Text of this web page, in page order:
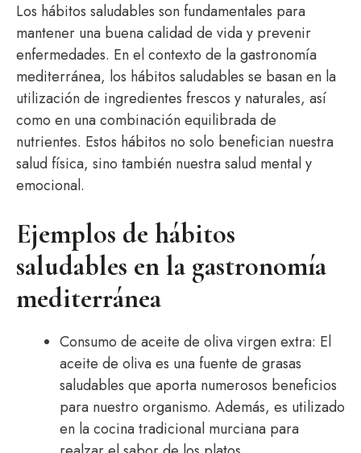
Los hábitos saludables son fundamentales para
mantener una buena calidad de vida y prevenir
enfermedades. En el contexto de la gastronomía
mediterránea, los hábitos saludables se basan en la
utilización de ingredientes frescos y naturales, así
como en una combinación equilibrada de
nutrientes. Estos hábitos no solo benefician nuestra
salud física, sino también nuestra salud mental y
emocional.
Ejemplos de hábitos
saludables en la gastronomía
mediterránea
Consumo de aceite de oliva virgen extra: El
aceite de oliva es una fuente de grasas
saludables que aporta numerosos beneficios
para nuestro organismo. Además, es utilizado
en la cocina tradicional murciana para